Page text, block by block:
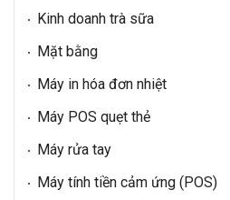
Kinh doanh trà sữa
Mặt bằng
Máy in hóa đơn nhiệt
Máy POS quẹt thẻ
Máy rửa tay
Máy tính tiền cảm ứng (POS)